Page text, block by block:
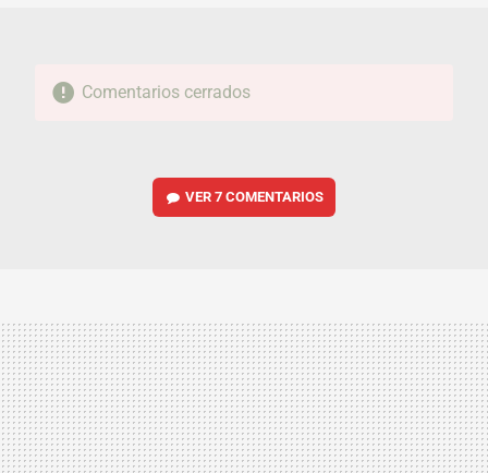
Comentarios cerrados
VER7 COMENTARIOS